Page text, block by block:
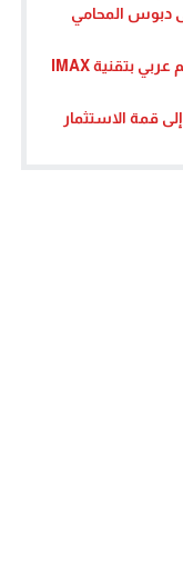
دبوس المحامي
نجاح سعودي مبهر.. “إسعاف” أول فيلم عربي بتقنية IMAX
قمة الاستثمار